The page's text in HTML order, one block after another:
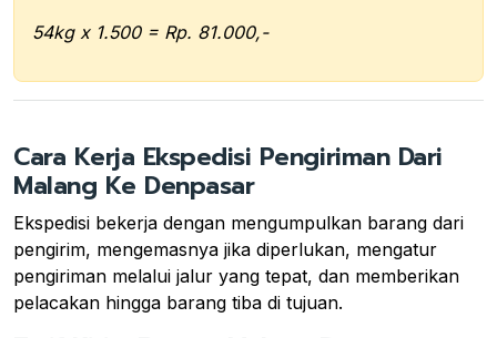
54kg x 1.500 = Rp. 81.000,-
Cara Kerja Ekspedisi Pengiriman Dari
Malang Ke Denpasar
Ekspedisi bekerja dengan mengumpulkan barang dari
pengirim, mengemasnya jika diperlukan, mengatur
pengiriman melalui jalur yang tepat, dan memberikan
pelacakan hingga barang tiba di tujuan.